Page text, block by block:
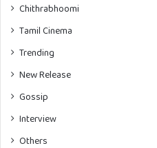
Chithrabhoomi
Tamil Cinema
Trending
New Release
Gossip
Interview
Others